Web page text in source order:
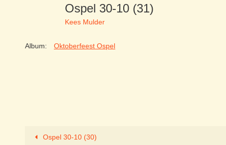
Ospel 30-10 (31)
Kees Mulder
Album: Oktoberfeest Ospel
Ospel 30-10 (30)